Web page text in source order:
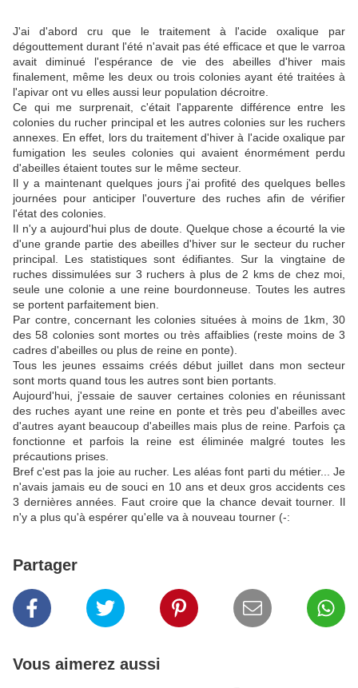
J'ai d'abord cru que le traitement à l'acide oxalique par
dégouttement durant l'été n'avait pas été efficace et que le varroa
avait diminué l'espérance de vie des abeilles d'hiver mais
finalement, même les deux ou trois colonies ayant été traitées à
l'apivar ont vu elles aussi leur population décroitre.
Ce qui me surprenait, c'était l'apparente différence entre les
colonies du rucher principal et les autres colonies sur les ruchers
annexes. En effet, lors du traitement d'hiver à l'acide oxalique par
fumigation les seules colonies qui avaient énormément perdu
d'abeilles étaient toutes sur le même secteur.
Il y a maintenant quelques jours j'ai profité des quelques belles
journées pour anticiper l'ouverture des ruches afin de vérifier
l'état des colonies.
Il n'y a aujourd'hui plus de doute. Quelque chose a écourté la vie
d'une grande partie des abeilles d'hiver sur le secteur du rucher
principal. Les statistiques sont édifiantes. Sur la vingtaine de
ruches dissimulées sur 3 ruchers à plus de 2 kms de chez moi,
seule une colonie a une reine bourdonneuse. Toutes les autres
se portent parfaitement bien.
Par contre, concernant les colonies situées à moins de 1km, 30
des 58 colonies sont mortes ou très affaiblies (reste moins de 3
cadres d'abeilles ou plus de reine en ponte).
Tous les jeunes essaims créés début juillet dans mon secteur
sont morts quand tous les autres sont bien portants.
Aujourd'hui, j'essaie de sauver certaines colonies en réunissant
des ruches ayant une reine en ponte et très peu d'abeilles avec
d'autres ayant beaucoup d'abeilles mais plus de reine. Parfois ça
fonctionne et parfois la reine est éliminée malgré toutes les
précautions prises.
Bref c'est pas la joie au rucher. Les aléas font parti du métier... Je
n'avais jamais eu de souci en 10 ans et deux gros accidents ces
3 dernières années. Faut croire que la chance devait tourner. Il
n'y a plus qu'à espérer qu'elle va à nouveau tourner (-:
Partager
Vous aimerez aussi